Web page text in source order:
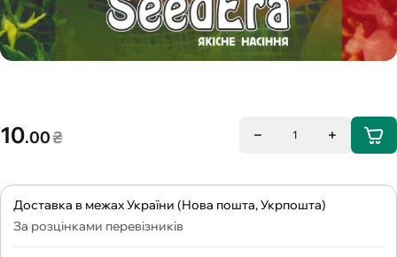
10.00₴ 1
Доставка в межах України (Нова пошта, Укрпошта)
За розцінками перевізників